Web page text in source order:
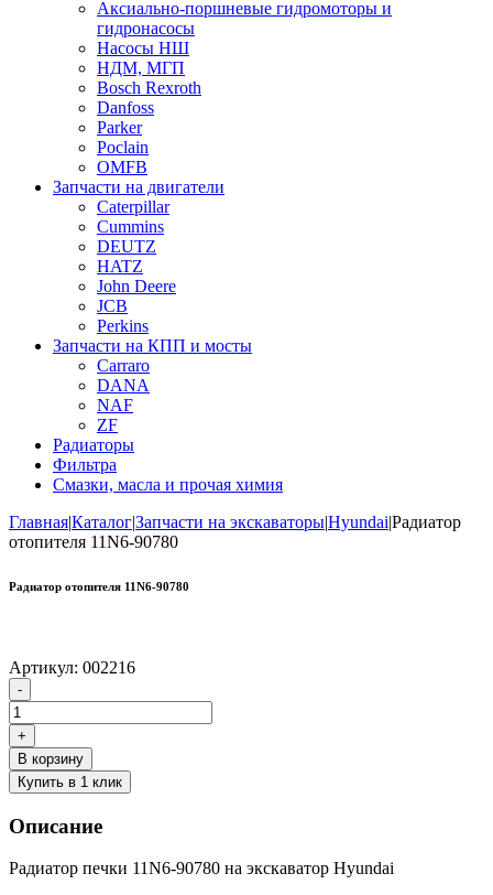
Аксиально-поршневые гидромоторы и
гидронасосы
Насосы НШ
НДМ, МГП
Bosch Rexroth
Danfoss
Parker
Poclain
OMFB
Запчасти на двигатели
Caterpillar
Cummins
DEUTZ
HATZ
John Deere
JCB
Perkins
Запчасти на КПП и мосты
Carraro
DANA
NAF
ZF
Радиаторы
Фильтра
Смазки, масла и прочая химия
Главная|Каталог|Запчасти на экскаваторы|Hyundai|Радиатор
отопителя 11N6-90780
Радиатор отопителя 11N6-90780
Артикул: 002216
Количество
товара
Радиатор
отопителя
11N6-
90780
-
+
В корзину
Купить в 1 клик
Описание
Радиатор печки 11N6-90780 на экскаватор Hyundai